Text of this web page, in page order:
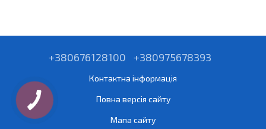
+380676128100 +380975678393
Контактна інформація
Повна версія сайту
Мапа сайту